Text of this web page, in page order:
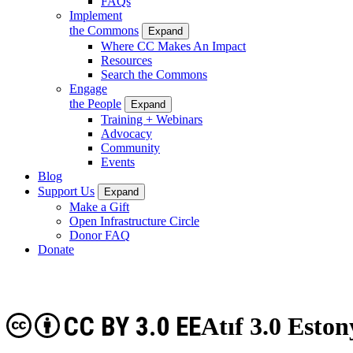
Implement
the Commons
Expand
Where CC Makes An Impact
Resources
Search the Commons
Engage
the People
Expand
Training + Webinars
Advocacy
Community
Events
Blog
Support Us
Expand
Make a Gift
Open Infrastructure Circle
Donor FAQ
Donate
Atıf 3.0
CC BY 3.0 EE